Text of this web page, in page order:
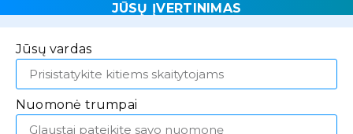
JŪSŲ ĮVERTINIMAS
Jūsų vardas
Nuomonė trumpai